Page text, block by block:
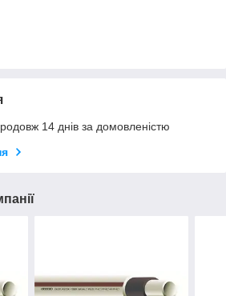
14 днів за домовленістю